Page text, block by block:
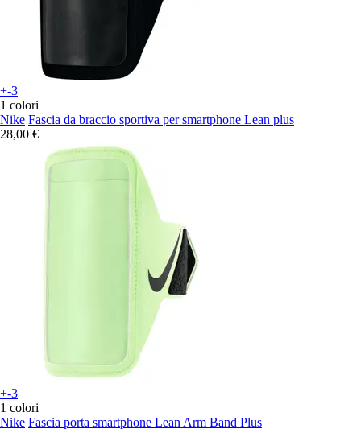
+-3
1 colori
Nike Fascia da braccio sportiva per smartphone Lean plus
28,00 €
+-3
1 colori
Nike Fascia porta smartphone Lean Arm Band Plus